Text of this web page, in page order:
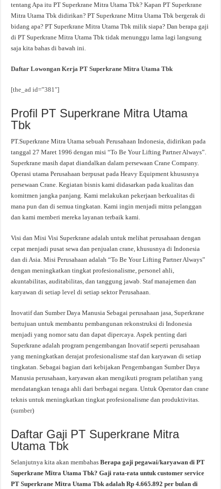
tentang Apa itu PT Superkrane Mitra Utama Tbk? Kapan PT Superkrane
Mitra Utama Tbk didirikan? PT Superkrane Mitra Utama Tbk bergerak di
bidang apa? PT Superkrane Mitra Utama Tbk milik siapa? Dan berapa gaji
di PT Superkrane Mitra Utama Tbk tidak menunggu lama lagi langsung
saja kita bahas di bawah ini.
Daftar Lowongan Kerja PT Superkrane Mitra Utama Tbk
[the_ad id=”381″]
Profil PT Superkrane Mitra Utama
Tbk
PT.Superkrane Mitra Utama sebuah Perusahaan Indonesia, didirikan pada
tanggal 27 Maret 1996 dengan misi “To Be Your Lifting Partner Always”.
Superkrane masih dapat diandalkan dalam persewaan Crane Company.
Operasi utama Perusahaan berpusat pada Heavy Equipment khususnya
persewaan Crane. Kegiatan bisnis kami didasarkan pada kualitas dan
komitmen jangka panjang. Kami melakukan pekerjaan berkualitas di
mana pun dan di semua tingkatan. Kami ingin menjadi mitra pelanggan
dan kami memberi mereka layanan terbaik kami.
Visi dan Misi Visi Superkrane adalah untuk melihat perusahaan dengan
cepat menjadi pusat sewa dan penjualan crane, khususnya di Indonesia
dan di Asia. Misi Perusahaan adalah “To Be Your Lifting Partner Always”
dengan meningkatkan tingkat profesionalisme, personel ahli,
akuntabilitas, auditabilitas, dan tanggung jawab. Staf manajemen dan
karyawan di setiap level di setiap sektor Perusahaan.
Inovatif dan Sumber Daya Manusia Sebagai perusahaan jasa, Superkrane
bertujuan untuk membantu pembangunan rekonstruksi di Indonesia
menjadi yang nomor satu dan dapat dipercaya. Aspek penting dari
Superkrane adalah program pengembangan Inovatif seperti perusahaan
yang meningkatkan derajat profesionalisme staf dan karyawan di setiap
tingkatan. Sebagai bagian dari kebijakan Pengembangan Sumber Daya
Manusia perusahaan, karyawan akan mengikuti program pelatihan yang
mendatangkan tenaga ahli dari berbagai negara. Untuk Operator dan crane
teknis untuk meningkatkan tingkat profesionalisme dan produktivitas.
(sumber)
Daftar Gaji PT Superkrane Mitra
Utama Tbk
Selanjutnya kita akan membahasBerapa gaji pegawai/karyawan di PT
Superkrane Mitra Utama Tbk? Gaji rata-rata untuk customer service
PT Superkrane Mitra Utama Tbk adalah Rp 4.665.892 per bulan di